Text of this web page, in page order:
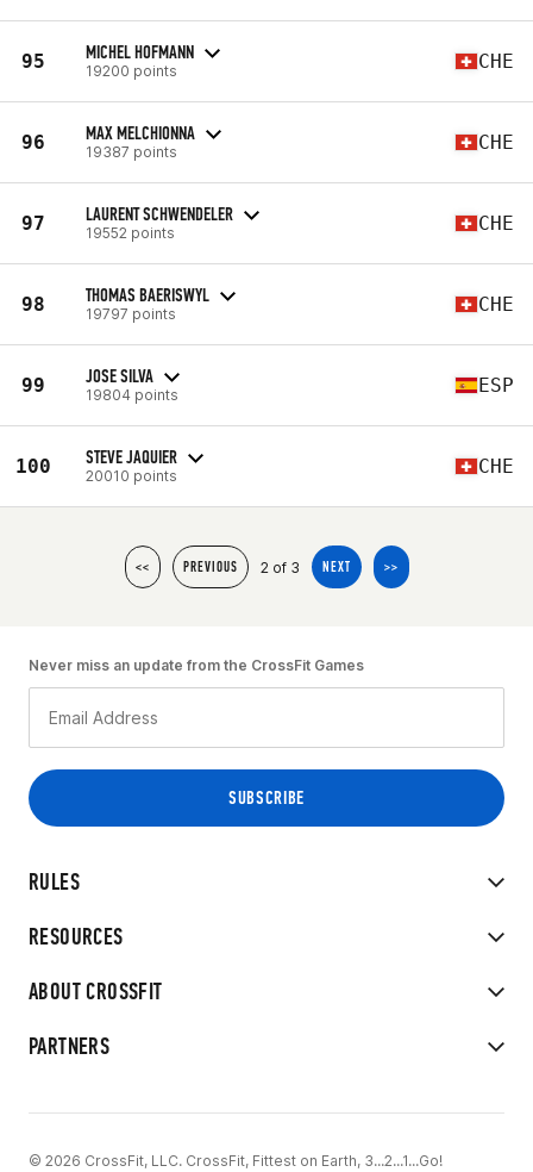
95 MICHEL HOFMANN
19200 points CHE
96 MAX MELCHIONNA
19387 points CHE
97 LAURENT SCHWENDELER
19552 points CHE
98 THOMAS BAERISWYL
19797 points CHE
99 JOSE SILVA
19804 points ESP
100 STEVE JAQUIER
20010 points CHE
<< PREVIOUS 2 of 3 NEXT >>
RULES
RESOURCES
ABOUT CROSSFIT
PARTNERS
Never miss an update from the CrossFit Games
© 2026 CrossFit, LLC. CrossFit, Fittest on Earth, 3...2...1...Go!